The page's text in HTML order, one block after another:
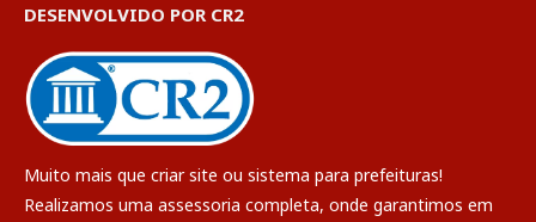
DESENVOLVIDO POR CR2
Muito mais que criar site ou sistema para prefeituras!
Realizamos uma assessoria completa, onde garantimos em